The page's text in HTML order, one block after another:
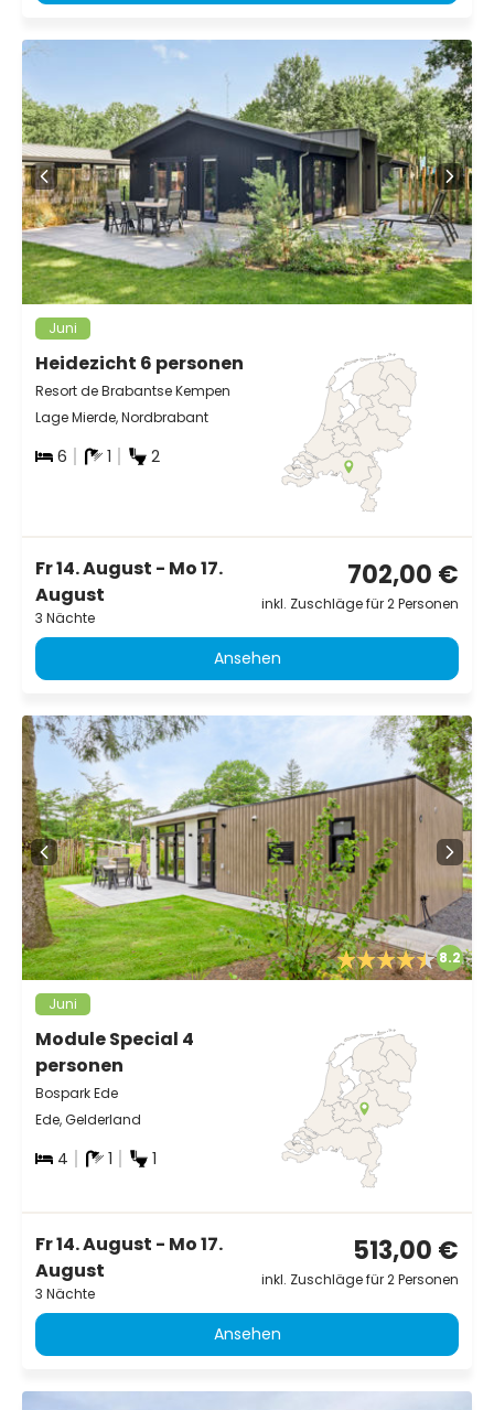
Juni
Heidezicht 6 personen
Resort de Brabantse Kempen
Lage Mierde, Nordbrabant
6 1 2
Fr 14. August - Mo 17.
August
3 Nächte
702,00 €
inkl. Zuschläge für 2 Personen
Ansehen
8.2
Juni
Module Special 4
personen
Bospark Ede
Ede, Gelderland
4 1 1
Fr 14. August - Mo 17.
August
3 Nächte
513,00 €
inkl. Zuschläge für 2 Personen
Ansehen